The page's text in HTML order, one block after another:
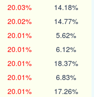
20.03% 14.18%
20.02% 14.77%
20.01% 5.62%
20.01% 6.12%
20.01% 18.37%
20.01% 6.83%
20.01% 17.26%